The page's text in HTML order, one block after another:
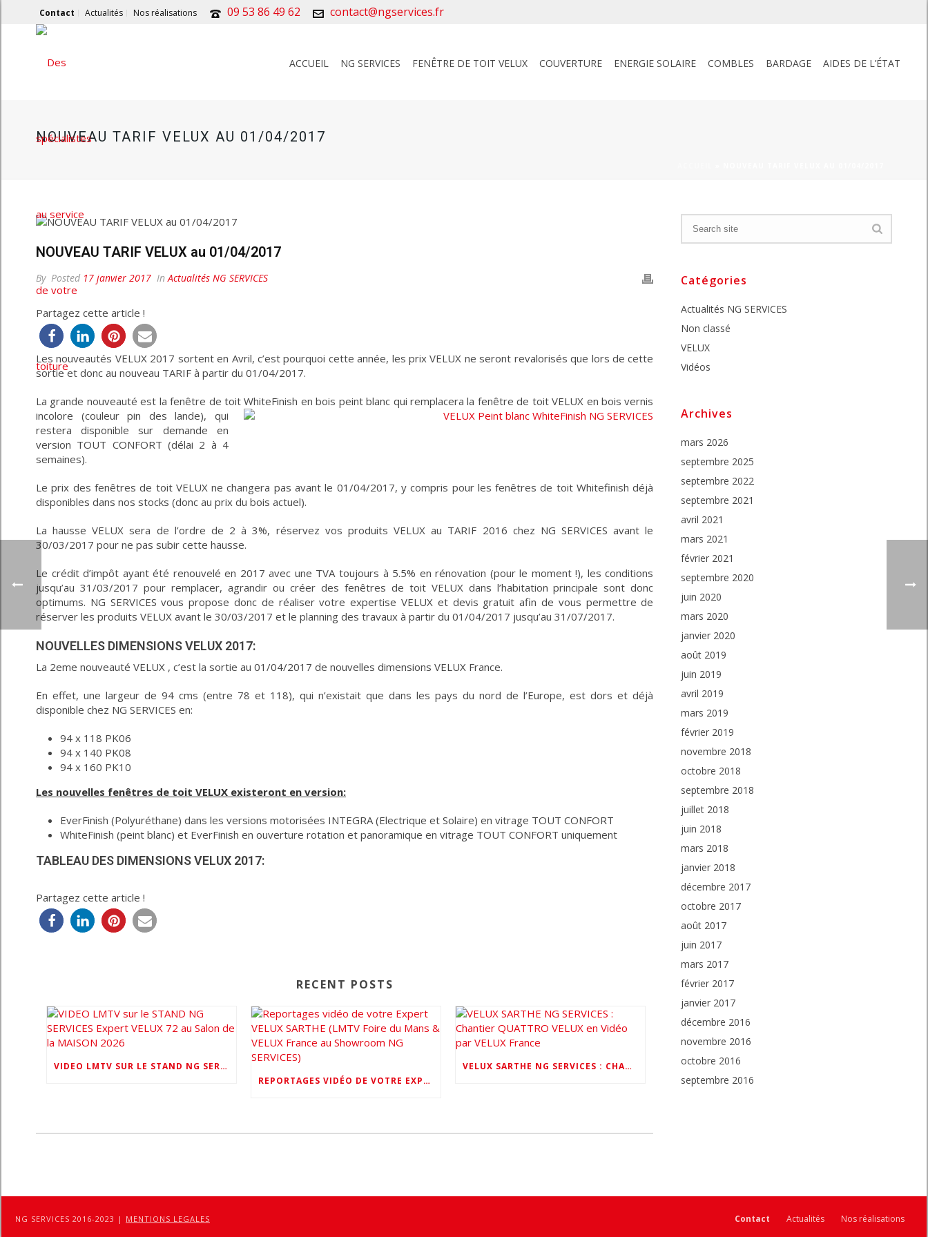
Contact Actualités Nos réalisations 09 53 86 49 62 contact@ngservices.fr
ACCUEIL NG SERVICES FENÊTRE DE TOIT VELUX COUVERTURE ENERGIE SOLAIRE COMBLES BARDAGE AIDES DE L’ÉTAT
NOUVEAU TARIF VELUX AU 01/04/2017
NOUVEAU TARIF VELUX au 01/04/2017
By Posted 17 janvier 2017 InActualités NG SERVICES
Partagez cette article !
Les nouveautés VELUX 2017 sortent en Avril, c’est pourquoi cette année, les prix VELUX ne seront revalorisés que lors de cette
sortie et donc au nouveau TARIF à partir du 01/04/2017.
La grande nouveauté est la fenêtre de toit WhiteFinish en bois peint blanc qui remplacera la fenêtre de toitVELUX en bois vernis
incolore (couleur pin des lande), qui
restera disponible sur demande en
version TOUT CONFORT (délai 2 à 4
semaines).
Le prix des fenêtres de toit VELUX ne changera pas avant le 01/04/2017, y compris pour les fenêtres de toit Whitefinish déjà
disponibles dans nos stocks (donc au prix du bois actuel).
La hausse VELUX sera de l’ordre de 2 à 3%, réservez vos produits VELUX au TARIF 2016 chez NG SERVICES avant le
30/03/2017 pour ne pas subir cette hausse.
Le crédit d’impôt ayant été renouvelé en 2017 avec une TVA toujours à 5.5% en rénovation (pour le moment !), les conditions
jusqu’au 31/03/2017 pour remplacer, agrandir ou créer des fenêtres de toit VELUX dans l’habitation principale sont donc
optimums. NG SERVICES vous propose donc de réaliser votre expertise VELUX et devis gratuit afin de vous permettre de
réserver les produits VELUX avant le 30/03/2017 et le planning des travaux à partir du 01/04/2017 jusqu’au 31/07/2017.
NOUVELLES DIMENSIONS VELUX 2017:
La 2eme nouveauté VELUX , c’est la sortie au 01/04/2017 de nouvelles dimensions VELUX France.
En effet, une largeur de 94 cms (entre 78 et 118), qui n’existait que dans les pays du nord de l’Europe, est dors et déjà
disponible chez NG SERVICES en:
94 x 118 PK06
94 x 140 PK08
94 x 160 PK10
Les nouvelles fenêtres de toit VELUX existeront en version:
EverFinish (Polyuréthane) dans les versions motorisées INTEGRA (Electrique et Solaire) en vitrage TOUT CONFORT
WhiteFinish (peint blanc) et EverFinish en ouverture rotation et panoramique en vitrage TOUT CONFORT uniquement
TABLEAU DES DIMENSIONS VELUX 2017:
Partagez cette article !
RECENT POSTS
VIDEO LMTV SUR LE STAND NG SERVICES EXPERT VELUX 72 AU SALON DE LA MAISON 2026
REPORTAGES VIDÉO DE VOTRE EXPERT VELUX SARTHE (LMTV FOIRE DU MANS & VELUX FRANCE AU SHOWROOM NG SERVICES)
VELUX SARTHE NG SERVICES : CHANTIER QUATTRO VELUX EN VIDÉO PAR VELUX FRANCE
Catégories
Actualités NG SERVICES
Non classé
VELUX
Vidéos
Archives
mars 2026
septembre 2025
septembre 2022
septembre 2021
avril 2021
mars 2021
février 2021
septembre 2020
juin 2020
mars 2020
janvier 2020
août 2019
juin 2019
avril 2019
mars 2019
février 2019
novembre 2018
octobre 2018
septembre 2018
juillet 2018
juin 2018
mars 2018
janvier 2018
décembre 2017
octobre 2017
août 2017
juin 2017
mars 2017
février 2017
janvier 2017
décembre 2016
novembre 2016
octobre 2016
septembre 2016
NG SERVICES 2016-2023 | MENTIONS LEGALES Contact Actualités Nos réalisations